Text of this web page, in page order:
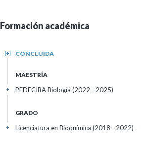
Formación académica
CONCLUIDA
+
MAESTRÍA
PEDECIBA Biología (2022 - 2025)
+
GRADO
Licenciatura en Bioquímica (2018 - 2022)
+